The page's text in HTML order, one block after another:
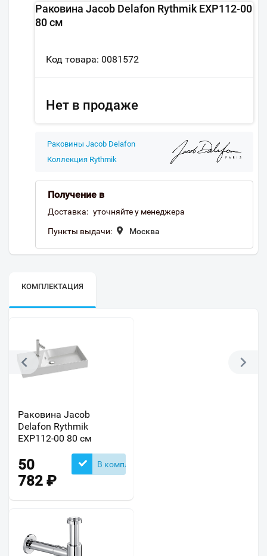
Раковина Jacob Delafon Rythmik EXP112-00
80 см
Код товара: 0081572
Нет в продаже
Раковины Jacob Delafon
Коллекция Rythmik
Получение в
Доставка: уточняйте у менеджера
Пункты выдачи: Москва
КОМПЛЕКТАЦИЯ
Раковина Jacob
Delafon Rythmik
EXP112-00 80 см
50
782 ₽
В комплекте